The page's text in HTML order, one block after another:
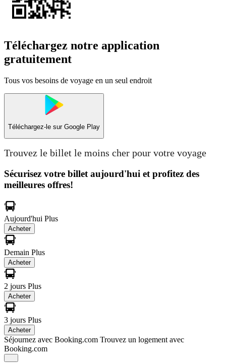
Téléchargez notre application
gratuitement
Tous vos besoins de voyage en un seul endroit
Téléchargez-le sur Google Play
Trouvez le billet le moins cher pour votre voyage
Sécurisez votre billet aujourd'hui et profitez des
meilleures offres!
Aujourd'hui Plus
Acheter
Demain Plus
Acheter
2 jours Plus
Acheter
3 jours Plus
Acheter
Séjournez avec Booking.com Trouvez un logement avec
Booking.com